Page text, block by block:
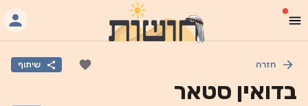
חזרה שיתוף
בדואין סטאר